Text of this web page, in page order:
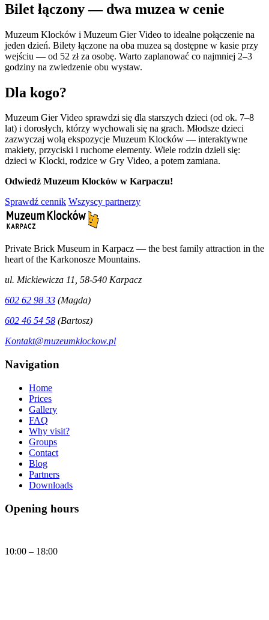
Bilet łączony — dwa muzea w cenie
Muzeum Klocków i Muzeum Gier Video to idealne połączenie na
jeden dzień. Bilety łączone na oba muzea są dostępne w kasie przy
wejściu — od 52 zł za osobę. Warto zaplanować co najmniej 2–3
godziny na zwiedzenie obu wystaw.
Dla kogo?
Muzeum Gier Video sprawdzi się dla starszych dzieci (od ok. 7–8
lat) i dorosłych, którzy wychowali się na grach. Młodsze dzieci
zazwyczaj wolą ekspozycje Muzeum Klocków — interaktywne
makiety, przyciski i ruchome elementy. Wiele rodzin dzieli się:
dzieci w Klocki, rodzice w Gry Video, a potem zamiana.
Odwiedź Muzeum Klocków w Karpaczu!
Sprawdź cennik Wszyscy partnerzy
Private Brick Museum in Karpacz — the best family attraction in the
heart of the Karkonosze Mountains.
ul. Mickiewicza 11, 58-540 Karpacz
602 62 98 33 (Magda)
602 46 54 58 (Bartosz)
Kontakt@muzeumklockow.pl
Navigation
Home
Prices
Gallery
FAQ
Why visit?
Groups
Contact
Blog
Partners
Downloads
Opening hours
10:00 – 18:00